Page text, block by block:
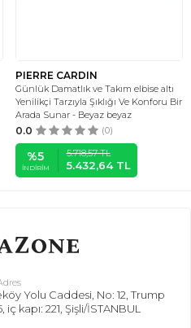
PIERRE CARDIN
Günlük Damatlık ve Takım elbise altı
Yenilikçi Tarzıyla Şıklığı Ve Konforu Bir
Arada Sunar - Beyaz beyaz
0.0 (0)
%5
İNDIRIM
5.718,57TL
5.432,64TL
Yolu Caddesi, No: 12, Trump
kapı: 221, Şişli/İSTANBUL